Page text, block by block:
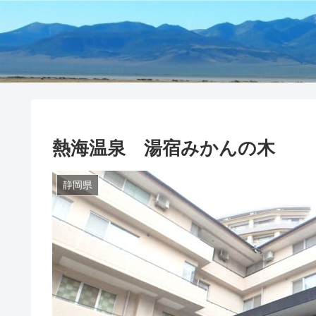
熱海温泉 湯宿みかんの木
静岡県